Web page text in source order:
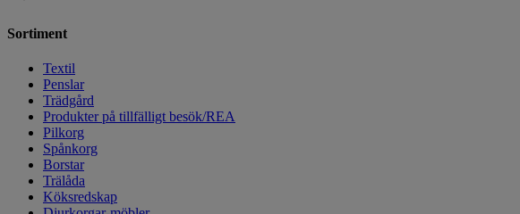
Sortiment
Textil
Penslar
Trädgård
Produkter på tillfälligt besök/REA
Pilkorg
Spånkorg
Borstar
Trälåda
Köksredskap